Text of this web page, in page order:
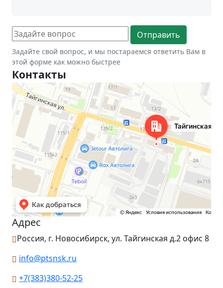
Задайте свой вопрос, и мы постараемся ответить Вам в
этой форме как можно быстрее
Контакты
Новосибирск
Тайгинская улица, 2 на карте Новосибирска — Яндекс Карты
Адрес
Россия, г. Новосибирск, ул. Тайгинская д.2 офис 8
info@ptsnsk.ru
+7(383)380-52-25